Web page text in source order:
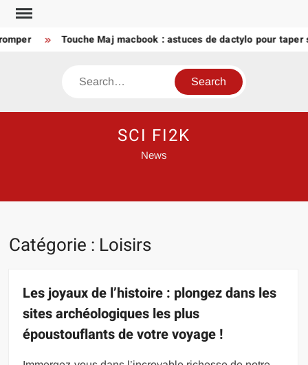
Skip
content
Touche Maj macbook : astuces de dactylo pour taper
Search
SCI FI2K
News
Catégorie : Loisirs
Les joyaux de l’histoire : plongez dans les
sites archéologiques les plus
époustouflants de votre voyage !